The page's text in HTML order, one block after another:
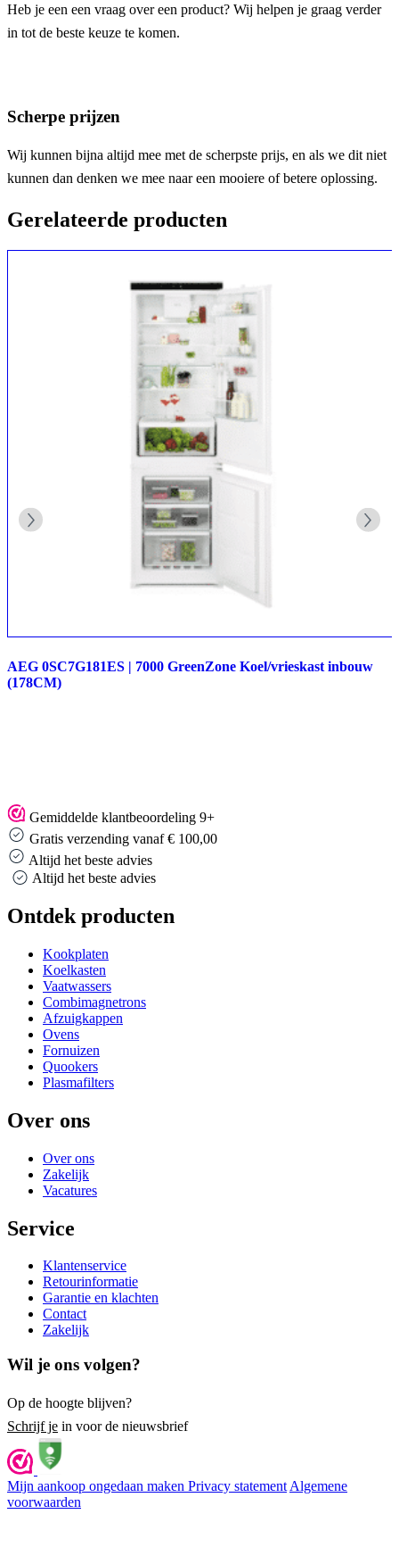
Heb je een een vraag over een product? Wij helpen je graag verder
in tot de beste keuze te komen.
Scherpe prijzen
Wij kunnen bijna altijd mee met de scherpste prijs, en als we dit niet
kunnen dan denken we mee naar een mooiere of betere oplossing.
Gerelateerde producten
AEG 0SC7G181ES | 7000 GreenZone Koel/vrieskast inbouw
(178CM)
Gemiddelde klantbeoordeling 9+
Gratis verzending vanaf € 100,00
Altijd het beste advies
Altijd het beste advies
Ontdek producten
Kookplaten
Koelkasten
Vaatwassers
Combimagnetrons
Afzuigkappen
Ovens
Fornuizen
Quookers
Plasmafilters
Over ons
Over ons
Zakelijk
Vacatures
Service
Klantenservice
Retourinformatie
Garantie en klachten
Contact
Zakelijk
Wil je ons volgen?
Op de hoogte blijven?
Schrijf je in voor de nieuwsbrief
Mijn aankoop ongedaan maken Privacy statement Algemene
voorwaarden